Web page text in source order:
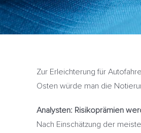
Zur Erleichterung für
Osten würde man die
Analysten: Risikoprämien
Nach Einschätzung der